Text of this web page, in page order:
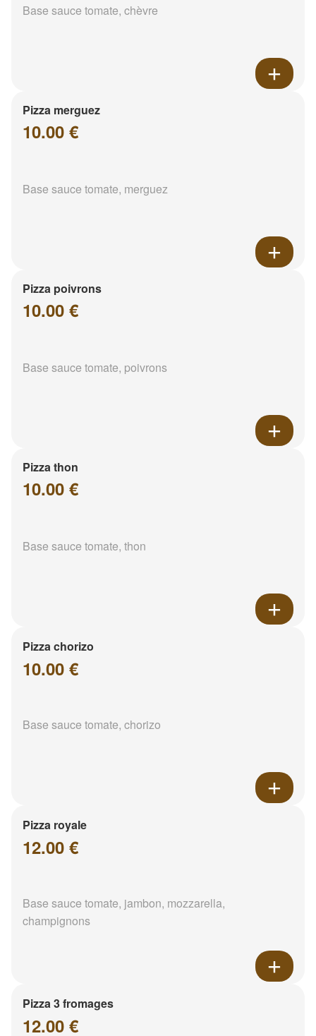
Base sauce tomate, chèvre
Pizza merguez
10.00 €
Base sauce tomate, merguez
Pizza poivrons
10.00 €
Base sauce tomate, poivrons
Pizza thon
10.00 €
Base sauce tomate, thon
Pizza chorizo
10.00 €
Base sauce tomate, chorizo
Pizza royale
12.00 €
Base sauce tomate, jambon, mozzarella,
champignons
Pizza 3 fromages
12.00 €